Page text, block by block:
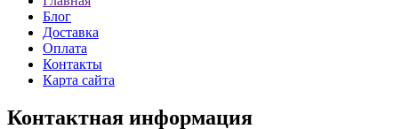
Блог
Доставка
Оплата
Контакты
Карта сайта
Контактная информация